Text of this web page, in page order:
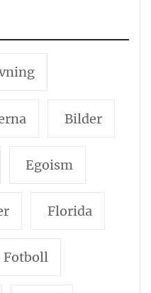
Bilder
Egoism
Florida
Fotboll